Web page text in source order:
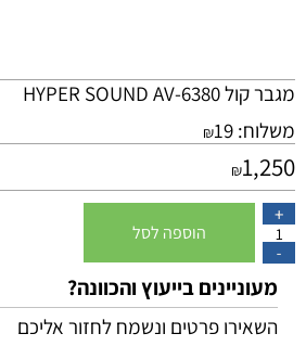
מגבר קול HYPER SOUND AV-6380
משלוח:
₪19
₪1,250
הוספה לסל
מעוניינים בייעוץ והכוונה?
השאירו פרטים ונשמח לחזור אליכם